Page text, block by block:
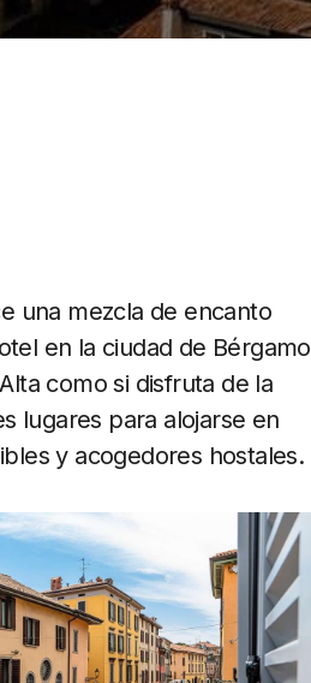
una mezcla de encanto
en la ciudad de Bérgamo
como si disfruta de la
lugares para alojarse en
y acogedores hostales.